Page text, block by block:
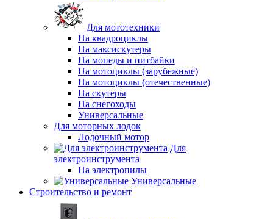
Для мототехники
На квадроциклы
На максискутеры
На мопеды и питбайки
На мотоциклы (зарубежные)
На мотоциклы (отечественные)
На скутеры
На снегоходы
Универсальные
Для моторных лодок
Лодочный мотор
Для
электроинструмента
На электропилы
Универсальные
Строительство и ремонт